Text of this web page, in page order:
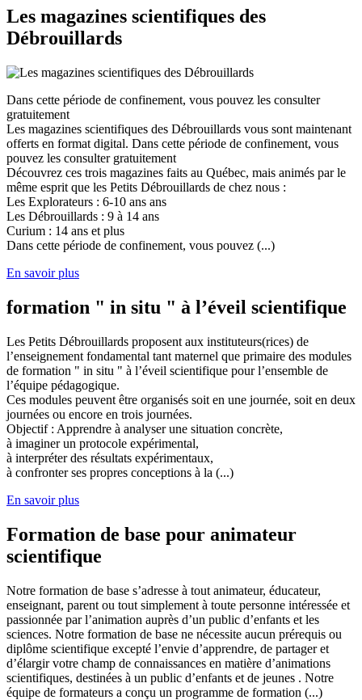
Les magazines scientifiques des
Débrouillards
Dans cette période de confinement, vous pouvez les consulter
gratuitement
Les magazines scientifiques des Débrouillards vous sont maintenant
offerts en format digital. Dans cette période de confinement, vous
pouvez les consulter gratuitement
Découvrez ces trois magazines faits au Québec, mais animés par le
même esprit que les Petits Débrouillards de chez nous :
Les Explorateurs : 6-10 ans ans
Les Débrouillards : 9 à 14 ans
Curium : 14 ans et plus
Dans cette période de confinement, vous pouvez (...)
En savoir plus
formation " in situ " à l’éveil scientifique
Les Petits Débrouillards proposent aux instituteurs(rices) de
l’enseignement fondamental tant maternel que primaire des modules
de formation " in situ " à l’éveil scientifique pour l’ensemble de
l’équipe pédagogique.
Ces modules peuvent être organisés soit en une journée, soit en deux
journées ou encore en trois journées.
Objectif : Apprendre à analyser une situation concrète,
à imaginer un protocole expérimental,
à interpréter des résultats expérimentaux,
à confronter ses propres conceptions à la (...)
En savoir plus
Formation de base pour animateur
scientifique
Notre formation de base s’adresse à tout animateur, éducateur,
enseignant, parent ou tout simplement à toute personne intéressée et
passionnée par l’animation auprès d’un public d’enfants et les
sciences. Notre formation de base ne nécessite aucun prérequis ou
diplôme scientifique excepté l’envie d’apprendre, de partager et
d’élargir votre champ de connaissances en matière d’animations
scientifiques, destinées à un public d’enfants et de jeunes . Notre
équipe de formateurs a conçu un programme de formation (...)